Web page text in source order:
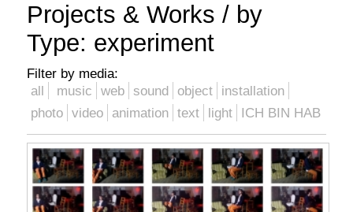
Projects & Works / by
Type: experiment
Filter by media:
all
music web sound object
installation
photo video animation text light ICH BIN HAB